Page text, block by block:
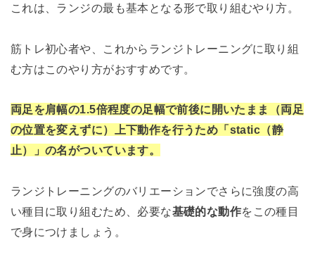
これは、ランジの最も基本となる形で取り組むやり方。
筋トレ初心者や、これからランジトレーニングに取り組
む方はこのやり方がおすすめです。
両足を肩幅の1.5倍程度の足幅で前後に開いたまま（両足
の位置を変えずに）上下動作を行うため「static（静
止）」の名がついています。
ランジトレーニングのバリエーションでさらに強度の高
い種目に取り組むため、必要な基礎的な動作をこの種目
で身につけましょう。